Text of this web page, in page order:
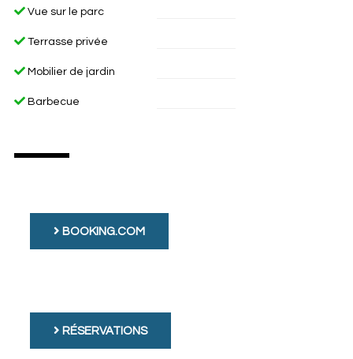
Vue sur le parc
Terrasse privée
Mobilier de jardin
Barbecue
BOOKING.COM
RÉSERVATIONS